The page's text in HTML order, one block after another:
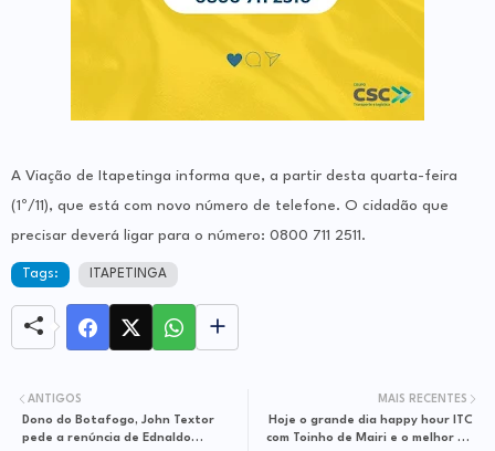
A Viação de Itapetinga informa que, a partir desta quarta-feira
(1º/11), que está com novo número de telefone. O cidadão que
precisar deverá ligar para o número: 0800 711 2511.
Tags: ITAPETINGA
MAIS RECENTES
Hoje o grande dia happy hour ITC
com Toinho de Mairi e o melhor da
ANTIGOS
Dono do Botafogo, John Textor
pede a renúncia de Ednaldo